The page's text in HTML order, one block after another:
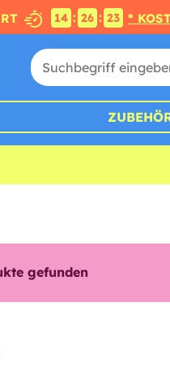
14 : 26 : 21 *
gefunden